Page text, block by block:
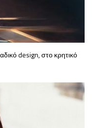
design, στο κρητικό